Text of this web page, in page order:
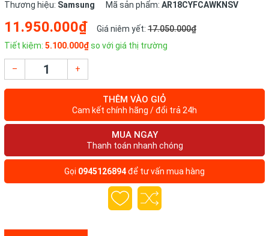
Thương hiệu: Samsung Mã sản phẩm: AR18CYFCAWKNSV
11.950.000₫ Giá niêm yết: 17.050.000₫
Tiết kiệm: 5.100.000₫so với giá thị trường
– +
THÊM VÀO GIỎ
Cam kết chính hãng / đổi trả 24h
MUA NGAY
Thanh toán nhanh chóng
Gọi 0945126894để tư vấn mua hàng